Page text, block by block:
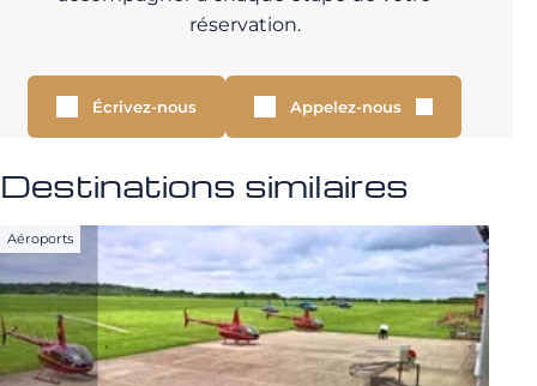
réservation.
Écrivez-nous Appelez-nous
Destinations similaires
Aéroports